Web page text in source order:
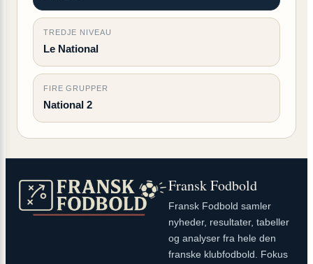
TREDJE NIVEAU
Le National
FIRE GRUPPER
National 2
Fransk Fodbold
Fransk Fodbold samler
nyheder, resultater, tabeller
og analyser fra hele den
franske klubfodbold. Fokus